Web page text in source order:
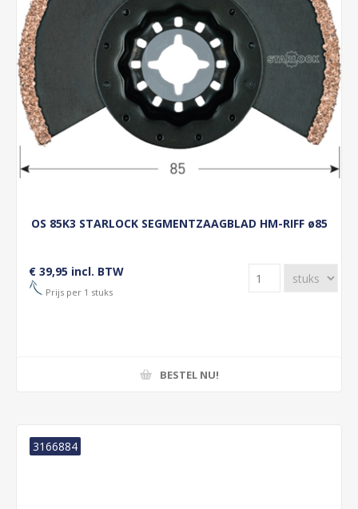
OS 85K3 STARLOCK SEGMENTZAAGBLAD HM-RIFF ø85
€ 39,95 incl. BTW
Prijs per 1 stuks
BESTEL NU!
3166884